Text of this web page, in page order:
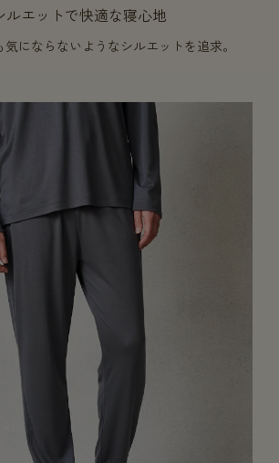
ルエットで快適な寝心地
にならないようなシルエットを追求。